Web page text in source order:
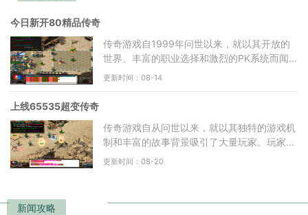
今日新开80精品传奇
传奇游戏自1999年问世以来，就以其开放的
世界、丰富的职业选择和激烈的PK系统而闻
名。玩家在游戏中不仅可以选择自己喜欢的职
更新时间：08-14
上线65535超变传奇
传奇游戏自从问世以来，就以其独特的游戏机
制和丰富的故事背景吸引了大量玩家。玩家在
游戏中可以选择不同的职业，如战士、法师和
更新时间：08-20
新闻攻略